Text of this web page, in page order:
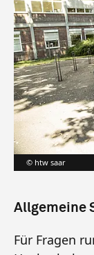
htw saar
Allgemeine
Für Fragen